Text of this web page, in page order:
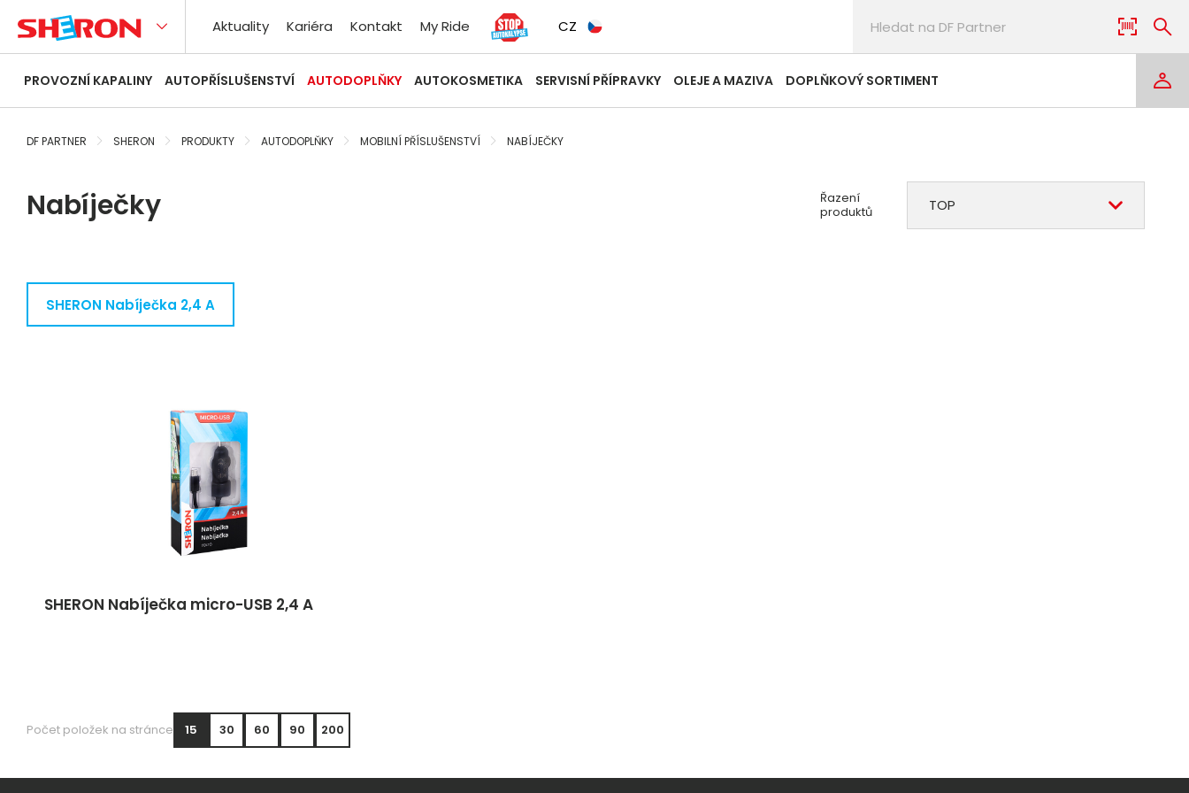
Aktuality Kariéra Kontakt My Ride CZ
PROVOZNÍ KAPALINY AUTOPŘÍSLUŠENSTVÍ AUTODOPLŇKY AUTOKOSMETIKA SERVISNÍ PŘÍPRAVKY OLEJE A MAZIVA DOPLŇKOVÝ SORTIMENT
DF PARTNER SHERON PRODUKTY AUTODOPLŇKY MOBILNÍ PŘÍSLUŠENSTVÍ NABÍJEČKY
Nabíječky
Řazení
produktů
TOP
SHERON Nabíječka 2,4 A
SHERON Nabíječka micro-USB 2,4 A
Počet položek na stránce 15 30 60 90 200